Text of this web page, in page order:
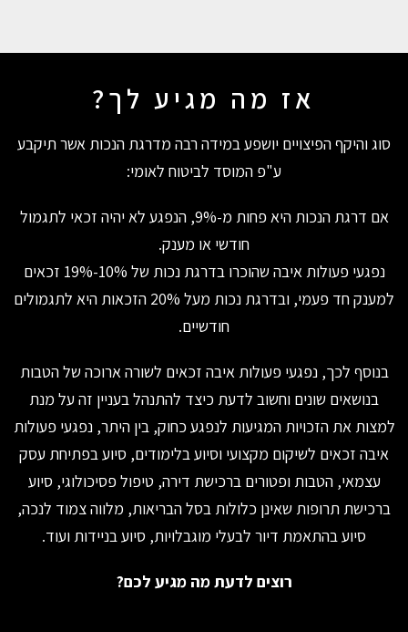
אז מה מגיע לך?
סוג והיקף הפיצויים יושפע במידה רבה מדרגת הנכות אשר תיקבע
ע"פ המוסד לביטוח לאומי:
אם דרגת הנכות היא פחות מ-9%, הנפגע לא יהיה זכאי לתגמול
חודשי או מענק.
נפגעי פעולות איבה שהוכרו בדרגת נכות של 10%-19% זכאים
למענק חד פעמי, ובדרגת נכות מעל 20% הזכאות היא לתגמולים
חודשיים.
בנוסף לכך, נפגעי פעולות איבה זכאים לשורה ארוכה של הטבות
בנושאים שונים וחשוב לדעת כיצד להתנהל בעניין זה על מנת
למצות את הזכויות המגיעות לנפגע כחוק, בין היתר, נפגעי פעולות
איבה זכאים לשיקום מקצועי וסיוע בלימודים, סיוע בפתיחת עסק
עצמאי, הטבות ופטורים ברכישת דירה, טיפול פסיכולוגי, סיוע
ברכישת תרופות שאינן כלולות בסל הבריאות, מלווה צמוד לנכה,
סיוע בהתאמת דיור לבעלי מוגבלויות, סיוע בניידות ועוד.
רוצים לדעת מה מגיע לכם?